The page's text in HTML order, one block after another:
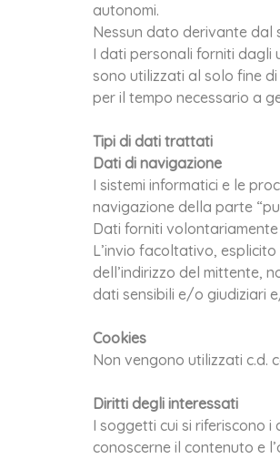
autonomi.
Nessun dato derivante dal
I dati personali forniti dagli
sono utilizzati al solo fine
per il tempo necessario a
Tipi di dati trattati
Dati di navigazione
I sistemi informatici e le
navigazione della parte
Dati forniti
L’invio facoltativo,
dell’indirizzo del mittente,
dati sensibili e/o giudiziari
Cookies
Non vengono utilizzati c.d.
Diritti degli interessati
I soggetti cui si riferiscono
conoscerne il contenuto e